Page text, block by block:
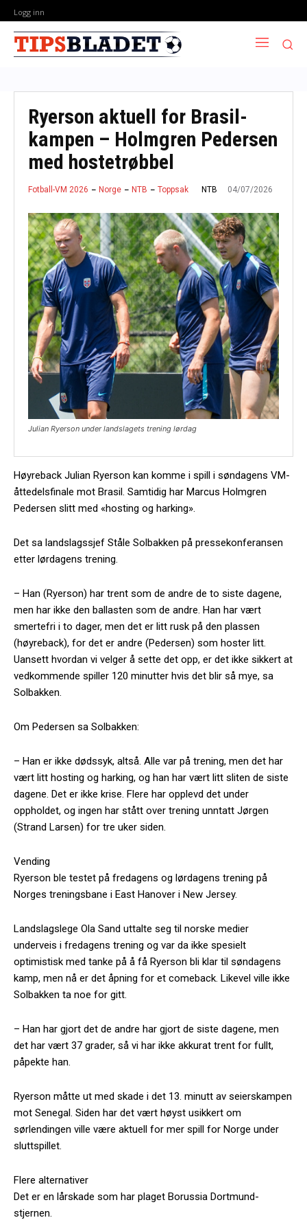
Logg inn
Ryerson aktuell for Brasil-
kampen – Holmgren Pedersen
med hostetrøbbel
Fotball-VM 2026 Norge NTB Toppsak NTB 04/07/2026
Julian Ryerson under landslagets trening lørdag
Høyreback Julian Ryerson kan komme i spill i søndagens VM-
åttedelsfinale mot Brasil. Samtidig har Marcus Holmgren
Pedersen slitt med «hosting og harking».
Det sa landslagssjef Ståle Solbakken på pressekonferansen
etter lørdagens trening.
– Han (Ryerson) har trent som de andre de to siste dagene,
men har ikke den ballasten som de andre. Han har vært
smertefri i to dager, men det er litt rusk på den plassen
(høyreback), for det er andre (Pedersen) som hoster litt.
Uansett hvordan vi velger å sette det opp, er det ikke sikkert at
vedkommende spiller 120 minutter hvis det blir så mye, sa
Solbakken.
Om Pedersen sa Solbakken:
– Han er ikke dødssyk, altså. Alle var på trening, men det har
vært litt hosting og harking, og han har vært litt sliten de siste
dagene. Det er ikke krise. Flere har opplevd det under
oppholdet, og ingen har stått over trening unntatt Jørgen
(Strand Larsen) for tre uker siden.
Vending
Ryerson ble testet på fredagens og lørdagens trening på
Norges treningsbane i East Hanover i New Jersey.
Landslagslege Ola Sand uttalte seg til norske medier
underveis i fredagens trening og var da ikke spesielt
optimistisk med tanke på å få Ryerson bli klar til søndagens
kamp, men nå er det åpning for et comeback. Likevel ville ikke
Solbakken ta noe for gitt.
– Han har gjort det de andre har gjort de siste dagene, men
det har vært 37 grader, så vi har ikke akkurat trent for fullt,
påpekte han.
Ryerson måtte ut med skade i det 13. minutt av seierskampen
mot Senegal. Siden har det vært høyst usikkert om
sørlendingen ville være aktuell for mer spill for Norge under
sluttspillet.
Flere alternativer
Det er en lårskade som har plaget Borussia Dortmund-
stjernen.